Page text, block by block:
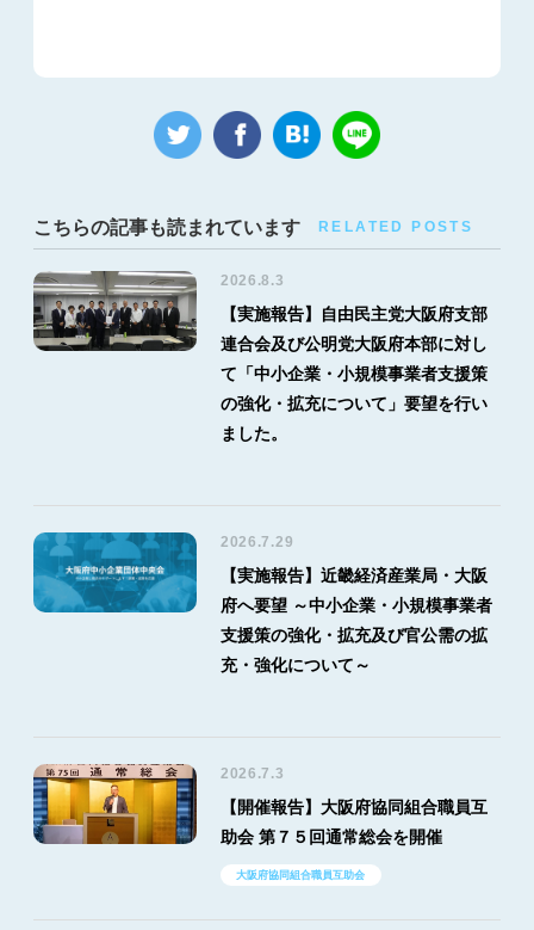
こちらの記事も読まれています RELATED POSTS
2026.8.3
【実施報告】自由民主党大阪府支部
連合会及び公明党大阪府本部に対し
て「中小企業・小規模事業者支援策
の強化・拡充について」要望を行い
ました。
2026.7.29
【実施報告】近畿経済産業局・大阪
府へ要望 ～中小企業・小規模事業者
支援策の強化・拡充及び官公需の拡
充・強化について～
2026.7.3
【開催報告】大阪府協同組合職員互
助会 第７５回通常総会を開催
大阪府協同組合職員互助会